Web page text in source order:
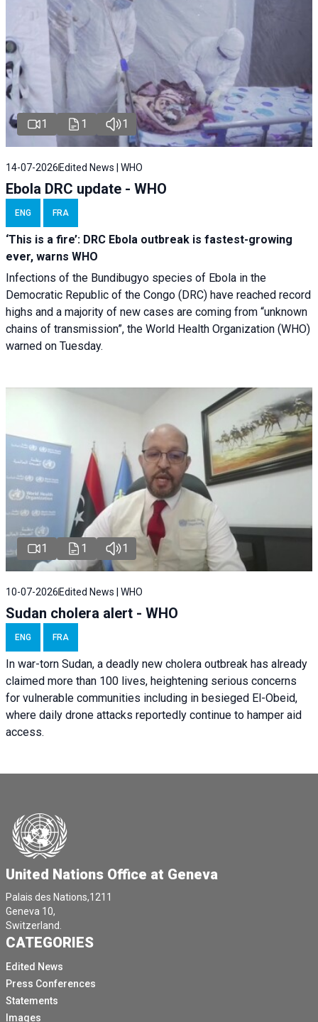
1 1 1
14-07-2026 Edited News | WHO
Ebola DRC update - WHO
ENG FRA
‘This is a fire’: DRC Ebola outbreak is fastest-growing
ever, warns WHO
Infections of the Bundibugyo species of Ebola in the
Democratic Republic of the Congo (DRC) have reached record
highs and a majority of new cases are coming from “unknown
chains of transmission”, the World Health Organization (WHO)
warned on Tuesday.
1 1 1
10-07-2026 Edited News | WHO
Sudan cholera alert - WHO
ENG FRA
In war-torn Sudan, a deadly new cholera outbreak has already
claimed more than 100 lives, heightening serious concerns
for vulnerable communities including in besieged El-Obeid,
where daily drone attacks reportedly continue to hamper aid
access.
United Nations Office at Geneva
Palais des Nations,1211
Geneva 10,
Switzerland.
CATEGORIES
Edited News
Press Conferences
Statements
Images